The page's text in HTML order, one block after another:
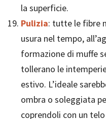
la superficie.
Pulizia: tutte le fibre
usura nel tempo,
formazione di muffe
tollerano le
estivo. L’ideale
ombra o soleggiata
coprendoli con un